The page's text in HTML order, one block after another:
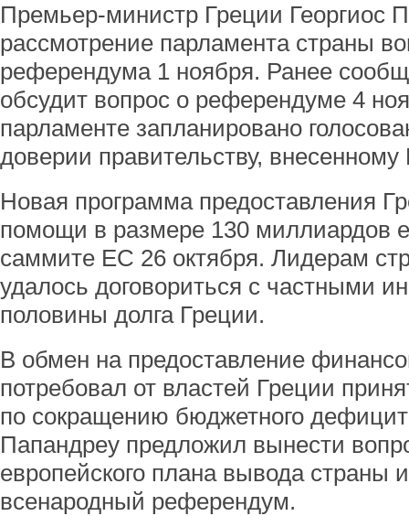
Премьер-министр Греции Георгиос
рассмотрение парламента страны
референдума 1 ноября. Ранее
обсудит вопрос о референдуме 4
парламенте запланировано
доверии правительству, внесенному
Новая программа предоставления
помощи в размере 130 миллиардов
саммите ЕС 26 октября. Лидерам
удалось договориться с частными
половины долга Греции.
В обмен на предоставление
потребовал от властей Греции
по сокращению бюджетного
Папандреу предложил вынести
европейского плана вывода страны
всенародный референдум.